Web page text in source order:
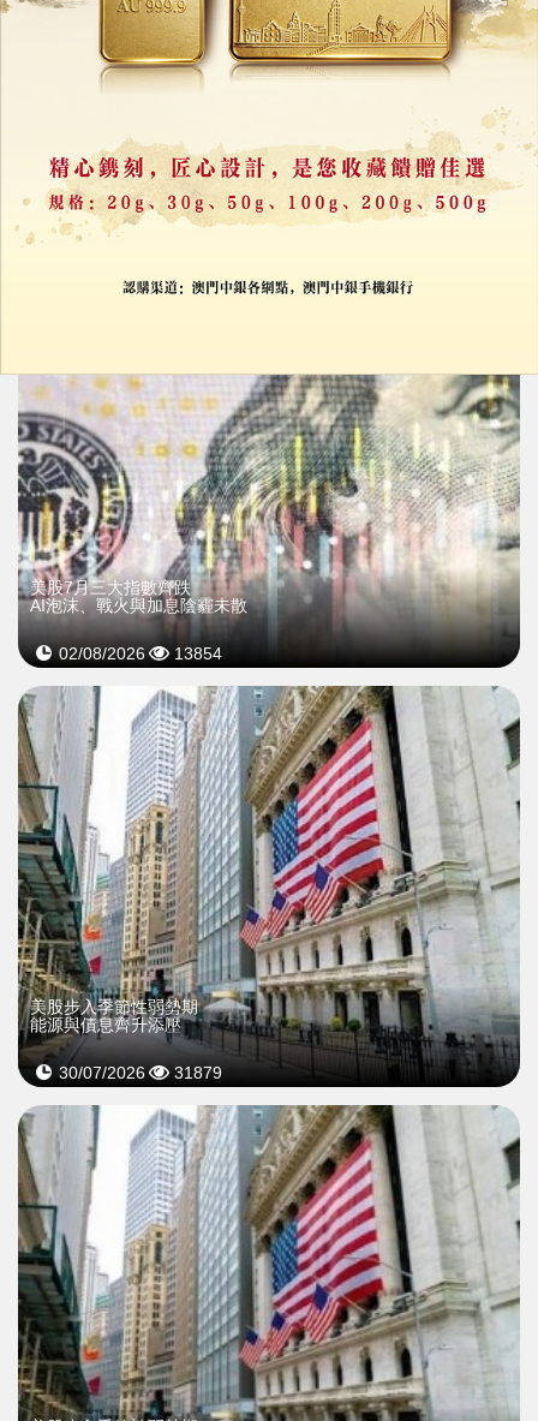
美股7月三大指數齊跌
AI泡沫、戰火與加息陰霾未散
03/08/2026 21688
美股7月三大指數齊跌
AI泡沫、戰火與加息陰霾未散
02/08/2026 13854
美股步入季節性弱勢期
能源與債息齊升添壓
30/07/2026 31879